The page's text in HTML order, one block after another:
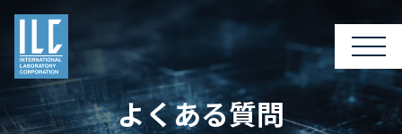
よくある質問